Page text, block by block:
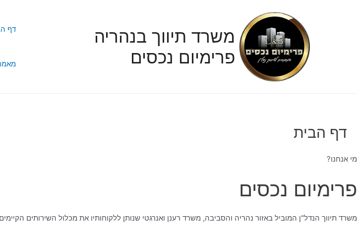
משרד תיווך בנהריה
פרימיום נכסים
דף
דף הבית
מי אנחנו?
פרימיום נכסים
משרד תיווך הנדל"ן המוביל באזור נהריה והסביבה, משרד רענן ואנרגטי שנותן ללקוחותיו את מכלול השירותים